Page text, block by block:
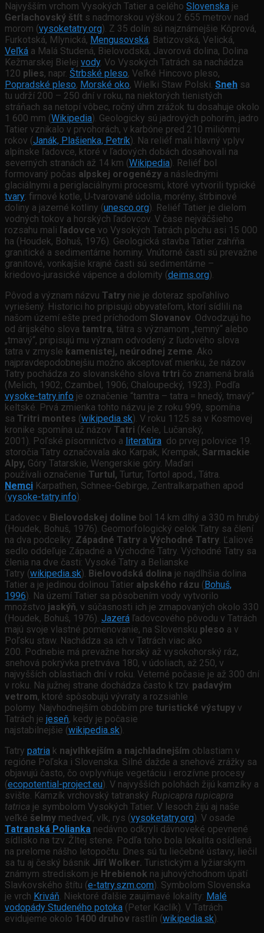
Najvyšším vrchom Vysokých Tatier a celého Slovenska je
Gerlachovský štít s nadmorskou výškou 2 655 metrov nad
morom (vysoketatry.org). Z 35 dolín sú najznámejšie Kôprová,
Furkotská, Mlynická, Mengusovská, Batizovská, Velická,
Veľká a Malá Studená, Bielovodská, Javorová dolina, Dolina
Kežmarskej Bielej vody. Vo Vysokých Tatrách sa nachádza
120 plies, napr. Štrbské pleso, Veľké Hincovo pleso,
Popradské pleso, Morské oko, Wielki Staw Polski. Sneh sa
tu udrží 200 – 250 dní v roku, na niektorých tienistých
stráňach sa netopí vôbec, ročný úhrn zrážok tu dosahuje okolo
1 600 mm (Wikipedia). Geologicky sú jadrových pohorím, jadro
Tatier vznikalo v prvohorách, v karbóne pred 210 miliónmi
rokov (Janák, Plašienka, Petrík). Na reliéf mali hlavný vplyv
alpínske ľadovce, ktoré v ľadových dobách dosahovali na
severných stranách až 14 km (Wikipedia). Reliéf bol
formovaný počas alpskej orogenézy a následnými
glaciálnymi a periglaciálnymi procesmi, ktoré vytvorili typické
tvary: firnové kotle, U‑tvarované údolia, morény, štrbinové
doliny a jazerné kotliny (unesco.org). Reliéf Tatier je dielom
vodných tokov a horských ľadovcov. V čase nejväčšieho
rozsahu mali ľadovce vo Vysokých Tatrách plochu asi 15 000
ha (Houdek, Bohuš, 1976). Geologická stavba Tatier zahŕňa
granitické a sedimentárne horniny. Vnútorné časti sú prevažne
granitové, vonkajšie krajné časti sú sedimentárne –
kriedovo‑jurasické vápence a dolomity (deims.org).
Pôvod a význam názvu Tatry nie je doteraz spoľahlivo
vyriešený. Historici ho pripisujú obyvateľom, ktorí sídlili na
našom území ešte pred príchodom Slovanov. Odvodzujú ho
od árijského slova tamtra, tâtra s významom „temný“ alebo
„tmavý“, pripisujú mu význam odvodený z ľudového slova
tatra v zmysle kamenistej, neúrodnej zeme. Ako
najpravdepodobnejšiu možno akceptovať mienku, že názov
Tatry pochádza zo slovanského slova trtri čo znamená bralá
(Melich, 1902; Czambel, 1906; Chaloupecký, 1923). Podľa
vysoke-tatry.info je označenie “tamtra – tatra = hnedý, tmavý”
keltské. Prvá zmienka tohto názvu je z roku 999, spomína
sa Tritri montes (wikipedia.sk). V roku 1125 sa v Kosmovej
kronike spomína už názov Tatri (Kele, Lučanský,
2001). Poľské písomníctvo a literatúra do prvej polovice 19.
storočia Tatry označovala ako Karpak, Krempak, Sarmackie
Alpy, Góry Tatarskie, Wengerskie góry. Maďari
používali označenie Turtul, Turtur, Tortol apod., Tátra.
Nemci Karpathen, Schnee-Gebirge, Zentralkarpathen apod
(vysoke-tatry.info).
Ľadovec v Bielovodskej doline bol 14 km dlhý a 330 m hrubý
(Houdek, Bohuš, 1976). Geomorfologický celok Tatry sa člení
na dva podcelky: Západné Tatry a Východné Tatry. Ľaliové
sedlo oddeľuje Západné a Východné Tatry. Východné Tatry sa
členia na dve časti: Vysoké Tatry a Belianske
Tatry (wikipedia.sk). Bielovodská dolina je najdlhšia dolina
Tatier a je jedinou dolinou Tatier alpského rázu ( Bohuš,
1996). Na území Tatier sa pôsobením vody vytvorilo
množstvo jaskýň, v súčasnosti ich je zmapovaných okolo 330
(Houdek, Bohuš, 1976). Jazerá ľadovcového pôvodu v Tatrách
majú svoje vlastné pomenovanie, na Slovensku pleso a v
Poľsku staw. Nachádza sa ich v Tatrách viac ako
200. Podnebie má prevažne horský až vysokohorský ráz,
snehová pokrývka pretrváva 180, v údoliach, až 250, v
najvyšších oblastiach dní v roku. Veterné počasie je až 300 dní
v roku. Na južnej strane dochádza často k tzv. padavým
vetrom, ktoré spôsobujú vývraty a rozsiahle
polomy. Najvhodnejším obdobím pre turistické výstupy v
Tatrách je jeseň, kedy je počasie
najstabilnejšie (wikipedia.sk).
Tatry patria k najvlhkejším a najchladnejším oblastiam v
regióne Poľska i Slovenska. Silné dažde a snehové zrážky sa
objavujú často, čo ovplyvňuje vegetáciu i erozívne procesy
(ecopotential-project.eu). V najvyšších polohách žijú kamzíky a
svište. Kamzík vrchovský tatranský Rupicapra rupicapra
tatrica je symbolom Vysokých Tatier. V lesoch žijú aj naše
veľké šelmy medveď, vlk, rys (vysoketatry.org). V osade
Tatranská Polianka nedávno odkryli dávnoveké opevnené
sídlisko na tzv. Žltej stene. Podľa toho bola lokalita osídlená
na prelome nášho letopočtu. Dnes sú tu liečebné ústavy, liečil
sa tu aj český básnik Jiří Wolker. Turistickým a lyžiarskym
známym strediskom je Hrebienok na juhovýchodnom úpätí
Slavkovského štítu (e-tatry.szm.com). Symbolom Slovenska
je vrch Kriváň. Niektoré ďalšie zaujímavé lokality: Malé
vodopády Studeného potoka (Peter Kaclík). V Tatrách
evidujeme okolo 1400 druhov rastlín (wikipedia.sk).